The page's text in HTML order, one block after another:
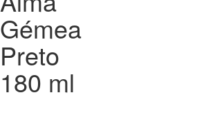
Gémea
Preto
180 ml